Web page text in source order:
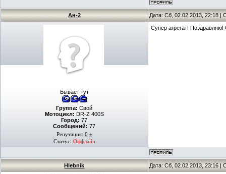
Ан-2 Дата: Сб, 02.02.2013, 22:18 |
Бывает тут
Группа: Свой
Мотоцикл: DR-Z 400S
Город: 77
Сообщений: 77
Репутация: 0 ±
Статус: Оффлайн
Супер агрегат!
Hlebnik Дата: Сб, 02.02.2013, 23:16 |